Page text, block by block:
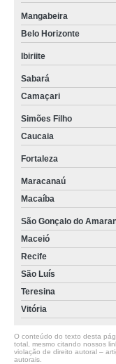
Mangabeira
Belo Horizonte
Ibiriite
Sabará
Camaçari
Simões Filho
Caucaia
Fortaleza
Maracanaú
Macaíba
São Gonçalo do
Maceió
Recife
São Luís
Teresina
Vitória
O conteúdo do texto desta
total, mesmo citando nossos
violação de direito autoral –
autorais